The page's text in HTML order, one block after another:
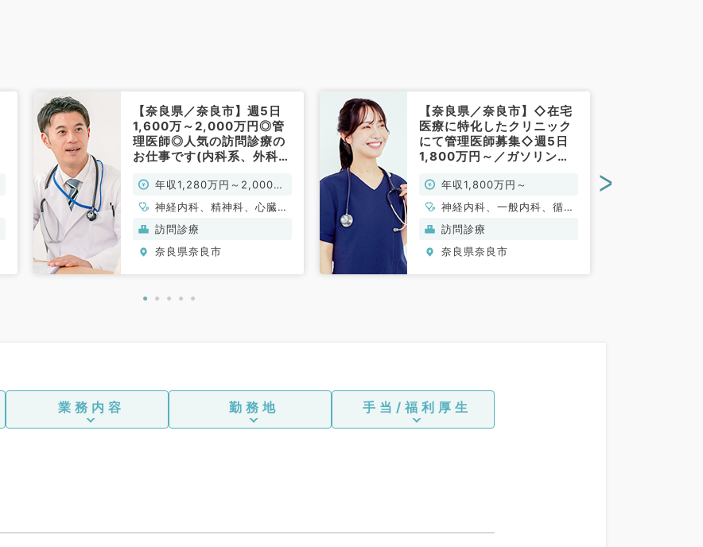
【奈良県／奈良市】週5日
1,600万～2,000万円◎管
理医師◎人気の訪問診療の
お仕事です(内科系、外科系
年収1,280万円～2,000万
円
神経内科、精神科、心臓血
管外科、一般内科、循環器
内科、呼吸器内科、消化器
内科、内分泌・代謝内科、
科、膠原病科
訪問診療
奈良県奈良市
【奈良県／奈良市】◇在宅
医療に特化したクリニック
にて管理医師募集◇週5日
1,800万円～／ガソリン
診療のお仕事です（内科系
／常勤）
年収1,800万円～
神経内科、一般内科、循環
器内科、呼吸器内科、消化
器内科、内分泌・代謝内
科、腎臓内科、老年内科、
訪問診療
奈良県奈良市
>
業務内容 勤務地 手当/福利厚生